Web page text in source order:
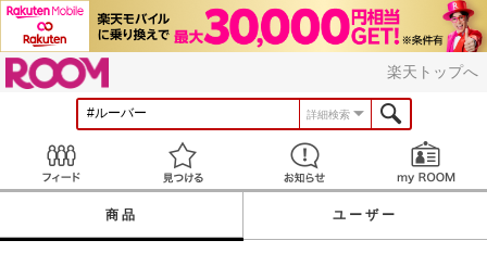
楽天トップへ
詳細検索
見つける お知らせ
商品 ユーザー